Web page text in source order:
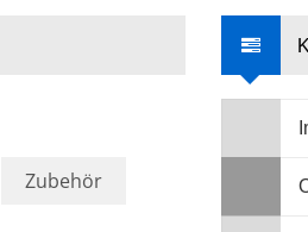
Zubehör